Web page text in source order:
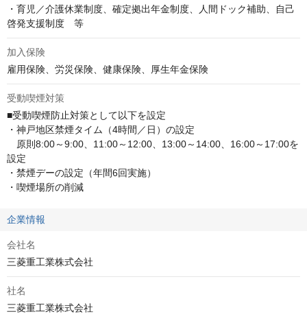
・育児／介護休業制度、確定拠出年金制度、人間ドック補助、自己
啓発支援制度　等
加入保険
雇用保険、労災保険、健康保険、厚生年金保険
受動喫煙対策
■受動喫煙防止対策として以下を設定
・神戸地区禁煙タイム（4時間／日）の設定
原則8:00～9:00、11:00～12:00、13:00～14:00、16:00～17:00を
設定
・禁煙デーの設定（年間6回実施）
・喫煙場所の削減
企業情報
会社名
三菱重工業株式会社
社名
三菱重工業株式会社